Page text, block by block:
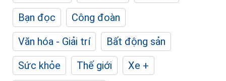
Bạn đọc
Công đoàn
Văn hóa - Giải trí
Bất động sản
Sức khỏe
Thế giới
Xe +